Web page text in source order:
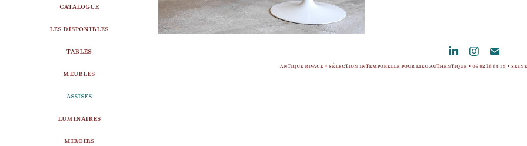
CATALOGUE
LES DISPONIBLES
TABLES
MEUBLES
ASSISES
LUMINAIRES
MIROIRS
Antique Rivage • Sélection intemporelle pour lieu authentique • 06 82 18 84 55 •